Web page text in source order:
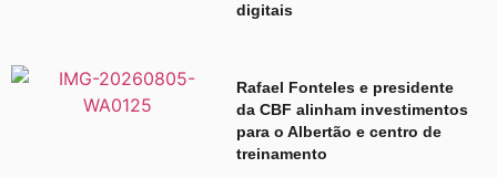
digitais
Rafael Fonteles e presidente
da CBF alinham investimentos
para o Albertão e centro de
treinamento